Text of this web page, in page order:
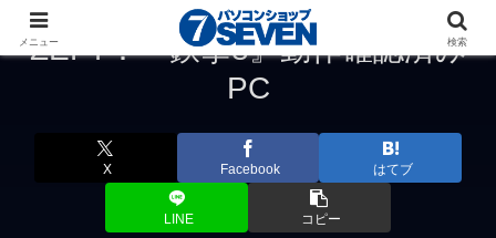
ZEFT：『鉄拳8』動作確認済み
PC
X Facebook はてブ
LINE コピー
メニュー 検索